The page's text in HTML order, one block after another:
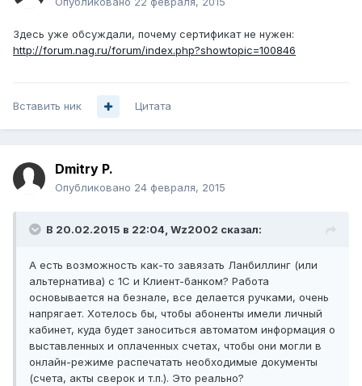
Здесь уже обсуждали, почему сертификат не нужен:
http://forum.nag.ru/forum/index.php?showtopic=100846
Вставить ник Цитата
Dmitry P.
Опубликовано 24 февраля, 2015
В 20.02.2015 в 22:04, Wz2002 сказал:
А есть возможность как-то завязать Ланбиллинг (или
альтернатива) с 1С и Клиент-банком? Работа
основывается на безнале, все делается ручками, очень
напрягает. Хотелось бы, чтобы абоненты имели личный
кабинет, куда будет заноситься автоматом информация о
выставленных и оплаченных счетах, чтобы они могли в
онлайн-режиме распечатать необходимые документы
(счета, акты сверок и т.п.). Это реально?